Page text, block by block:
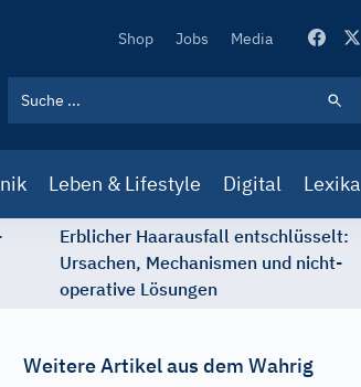
Secondary
Shop Jobs Media
Leben & Lifestyle Digital Lexika
Erblicher Haarausfall entschlüsselt:
Ursachen, Mechanismen und nicht-
operative Lösungen
Weitere Artikel aus dem Wahrig